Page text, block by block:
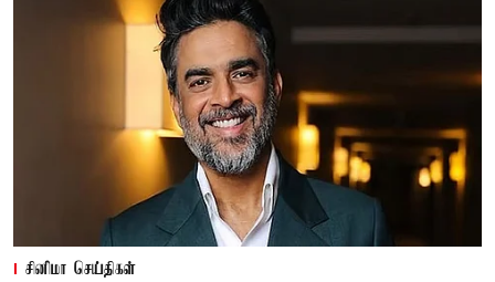
சினிமா செய்திகள்